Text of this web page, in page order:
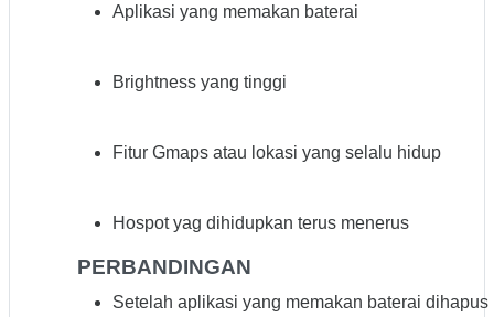
Aplikasi yang memakan baterai
Brightness yang tinggi
Fitur Gmaps atau lokasi yang selalu hidup
Hospot yag dihidupkan terus menerus
PERBANDINGAN
Setelah aplikasi yang memakan baterai dihapus